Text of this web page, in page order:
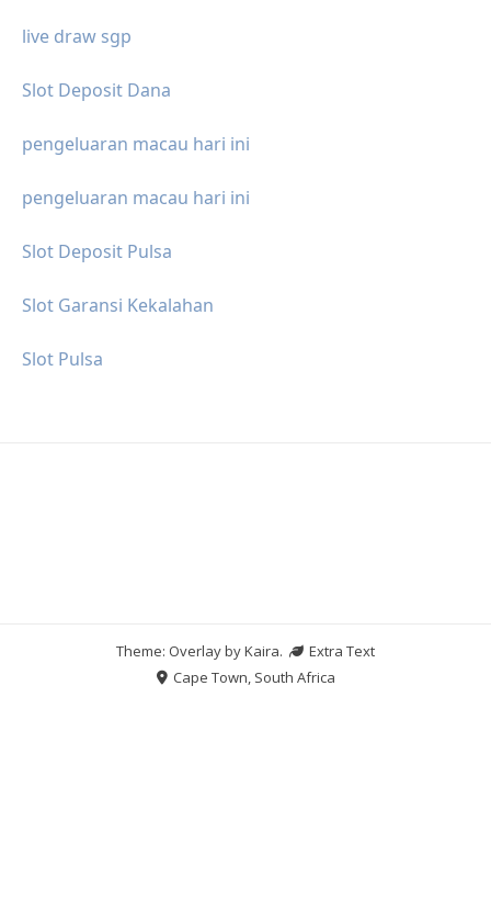
live draw sgp
Slot Deposit Dana
pengeluaran macau hari ini
pengeluaran macau hari ini
Slot Deposit Pulsa
Slot Garansi Kekalahan
Slot Pulsa
Theme: Overlay byKaira.
Extra Text
Cape Town, South Africa